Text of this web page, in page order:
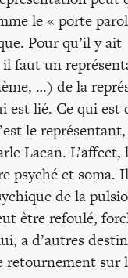
le « porte
Pour qu’il y ait
faut un
…) de la
est lié. Ce qui est
le
Lacan. L’affect,
psyché et soma.
de la
être refoulé,
a d’autres
retournement sur